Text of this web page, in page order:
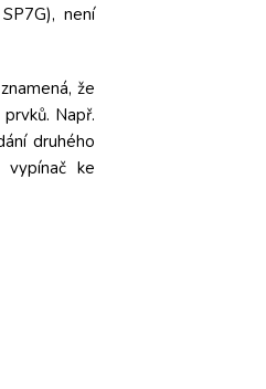
není
že
Např.
druhého
vypínač ke